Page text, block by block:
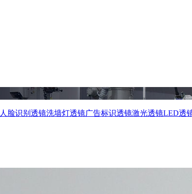
人脸识别透镜洗墙灯透镜广告标识透镜激光透镜LED透